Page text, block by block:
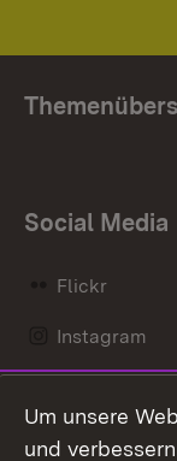
Social Media
Flickr
Instagram
Mastodon
Um unsere
und